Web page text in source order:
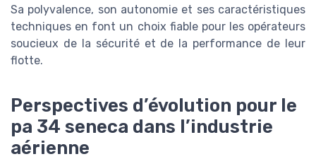
Sa polyvalence, son autonomie et ses caractéristiques
techniques en font un choix fiable pour les opérateurs
soucieux de la sécurité et de la performance de leur
flotte.
Perspectives d’évolution pour le
pa 34 seneca dans l’industrie
aérienne